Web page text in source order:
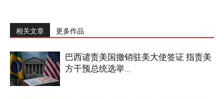
相关文章 更多作品
巴西谴责美国撤销驻美大使签证 指责美
方干预总统选举...